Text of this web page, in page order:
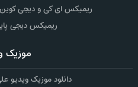
ریمیکس ای کی و دیجی کوین
ریمیکس دیجی
موزیک
دانلود موزیک ویدیو